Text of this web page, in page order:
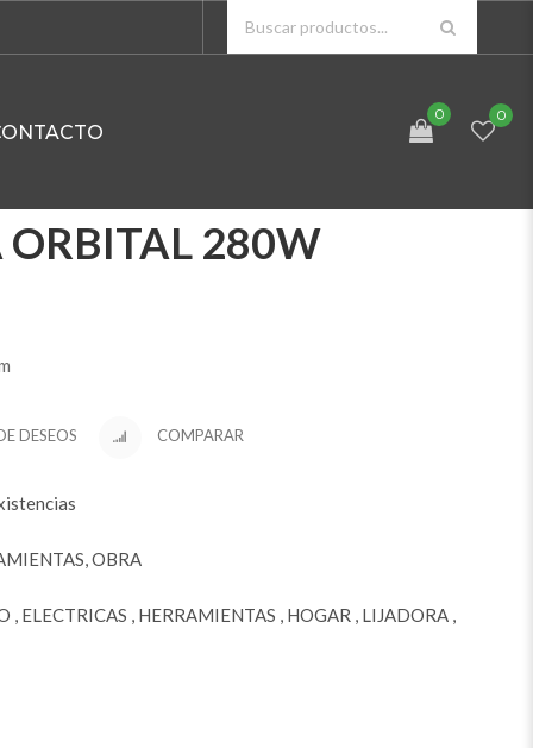
0 0
ORBITAL 280W
DESEOS COMPARAR
,OBRA
, ELECTRICAS , HERRAMIENTAS , HOGAR , LIJADORA ,